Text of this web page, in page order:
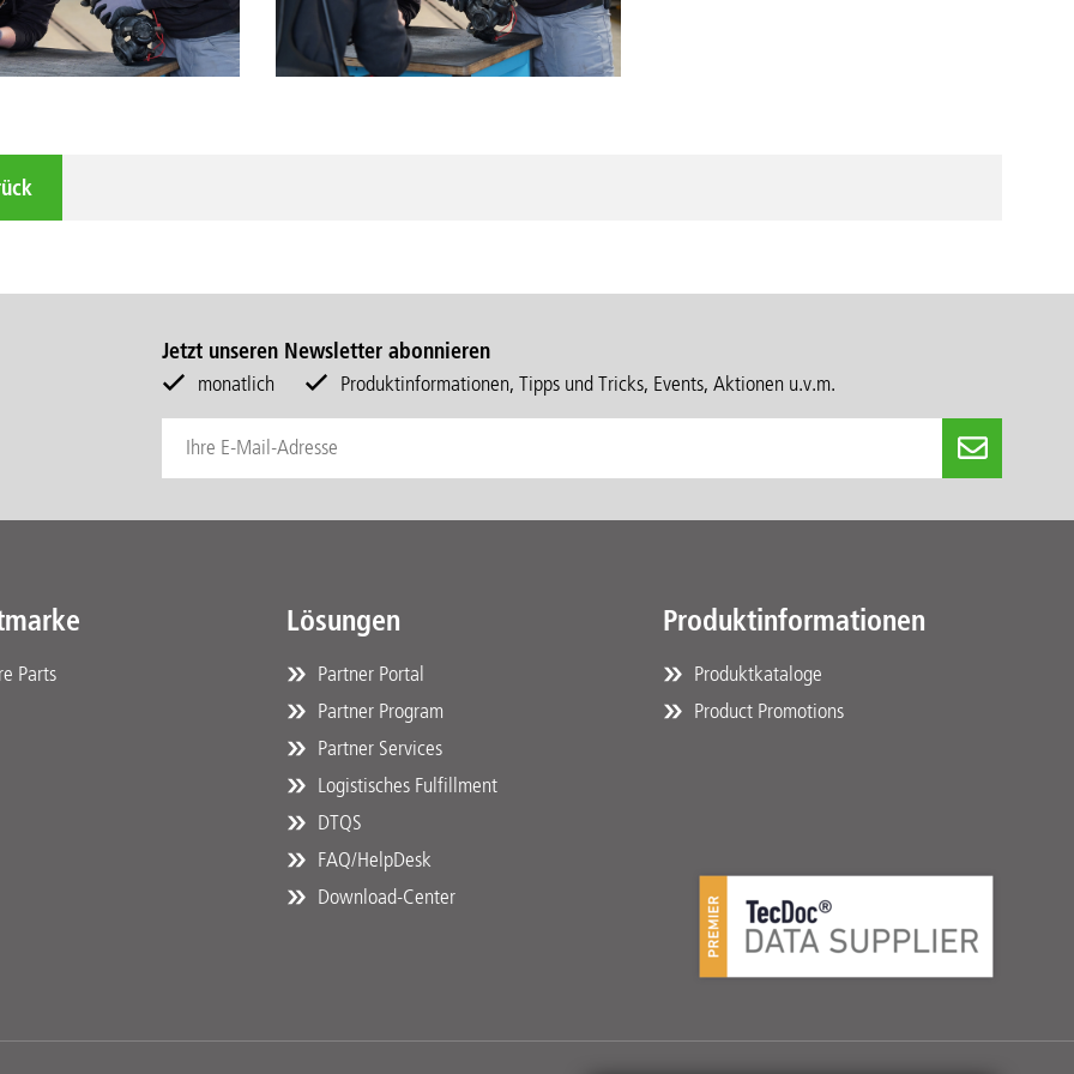
Jetzt unseren Newsletter abonnieren
monatlich
Produktinformationen, Tipps und Tricks, Events, Aktionen u.v.m.
Parts
Lösungen
Partner Portal
Partner Program
Partner Services
Logistisches Fulfillment
DTQS
FAQ/HelpDesk
Download-Center
Produktinformationen
Produktkataloge
Product Promotions